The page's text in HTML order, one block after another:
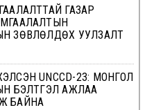
ГАЗАР
ЗӨВЛӨЛДӨХ УУЛЗАЛТ
UNCCD-23: МОНГОЛ
БЭЛТГЭЛ АЖЛАА
БАЙНА